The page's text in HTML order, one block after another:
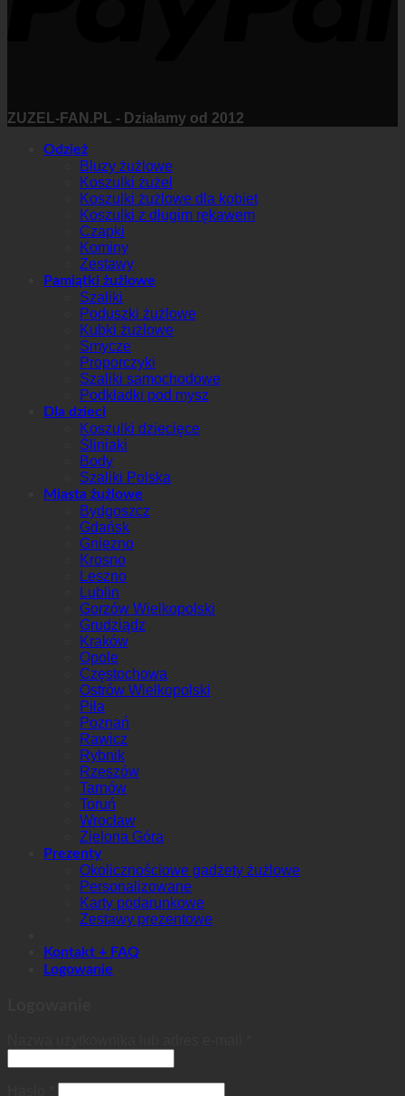
ZUZEL-FAN.PL - Działamy od 2012
Odzież
Bluzy żużlowe
Koszulki żużel
Koszulki żużlowe dla kobiet
Koszulki z długim rękawem
Czapki
Kominy
Zestawy
Pamiątki żużlowe
Szaliki
Poduszki żużlowe
Kubki żużlowe
Smycze
Proporczyki
Szaliki samochodowe
Podkładki pod mysz
Dla dzieci
Koszulki dziecięce
Śliniaki
Body
Szaliki Polska
Miasta żużlowe
Bydgoszcz
Gdańsk
Gniezno
Krosno
Leszno
Lublin
Gorzów Wielkopolski
Grudziądz
Kraków
Opole
Częstochowa
Ostrów Wielkopolski
Piła
Poznań
Rawicz
Rybnik
Rzeszów
Tarnów
Toruń
Wrocław
Zielona Góra
Prezenty
Okolicznościowe gadżety żużlowe
Personalizowane
Karty podarunkowe
Zestawy prezentowe
Kontakt + FAQ
Logowanie